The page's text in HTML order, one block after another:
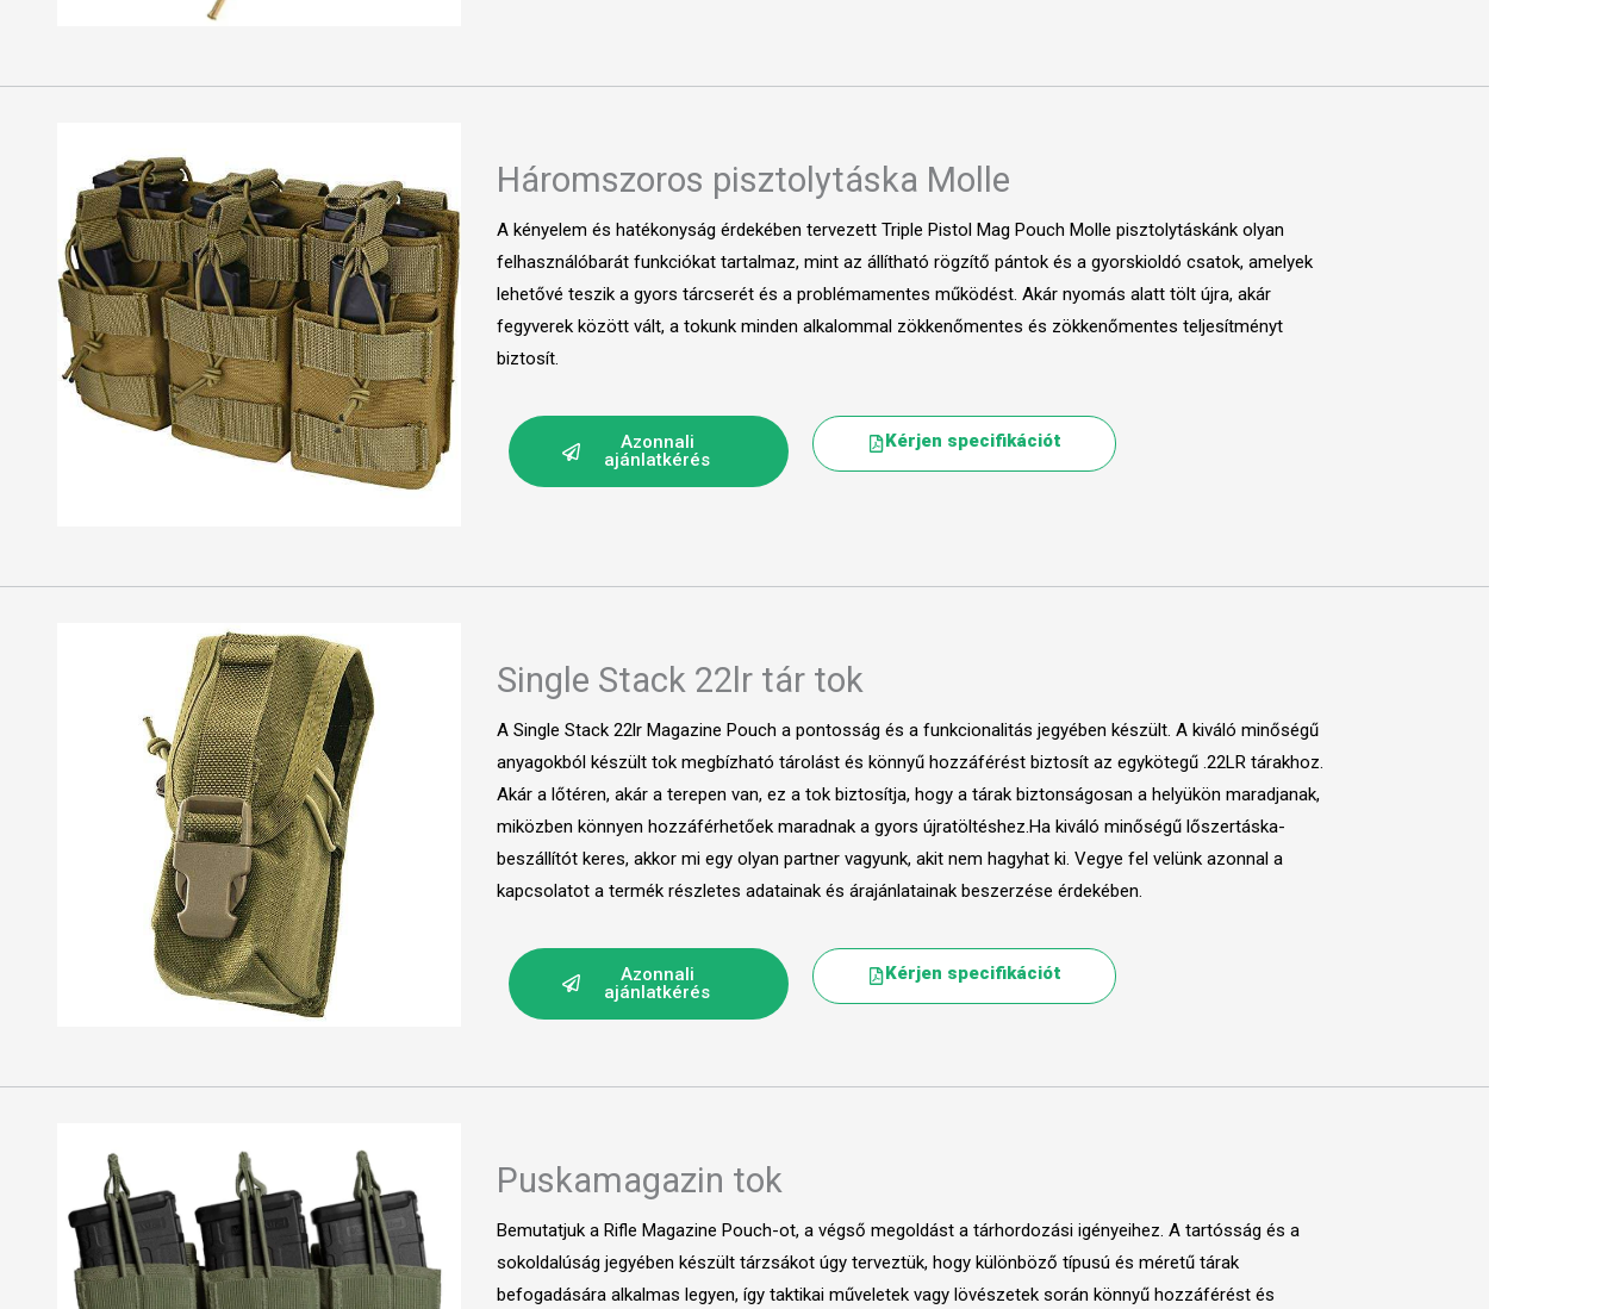
Háromszoros pisztolytáska Molle
A kényelem és hatékonyság érdekében tervezett Triple Pistol Mag Pouch Molle pisztolytáskánk olyan
felhasználóbarát funkciókat tartalmaz, mint az állítható rögzítő pántok és a gyorskioldó csatok, amelyek
lehetővé teszik a gyors tárcserét és a problémamentes működést. Akár nyomás alatt tölt újra, akár
fegyverek között vált, a tokunk minden alkalommal zökkenőmentes és zökkenőmentes teljesítményt
biztosít.
Azonnali
ajánlatkérés
Kérjen specifikációt
Single Stack 22lr tár tok
A Single Stack 22lr Magazine Pouch a pontosság és a funkcionalitás jegyében készült. A kiváló minőségű
anyagokból készült tok megbízható tárolást és könnyű hozzáférést biztosít az egykötegű .22LR tárakhoz.
Akár a lőtéren, akár a terepen van, ez a tok biztosítja, hogy a tárak biztonságosan a helyükön maradjanak,
miközben könnyen hozzáférhetőek maradnak a gyors újratöltéshez.Ha kiváló minőségű lőszertáska-
beszállítót keres, akkor mi egy olyan partner vagyunk, akit nem hagyhat ki. Vegye fel velünk azonnal a
kapcsolatot a termék részletes adatainak és árajánlatainak beszerzése érdekében.
Azonnali
ajánlatkérés
Kérjen specifikációt
Puskamagazin tok
Bemutatjuk a Rifle Magazine Pouch-ot, a végső megoldást a tárhordozási igényeihez. A tartósság és a
sokoldalúság jegyében készült tárzsákot úgy terveztük, hogy különböző típusú és méretű tárak
befogadására alkalmas legyen, így taktikai műveletek vagy lövészetek során könnyű hozzáférést és